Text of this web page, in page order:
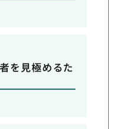
を見極めるた